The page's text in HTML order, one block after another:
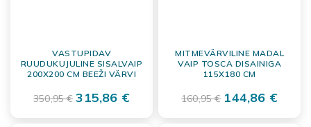
VASTUPIDAV
RUUDUKUJULINE SISALVAIP
200X200 CM BEEŽI VÄRVI
350,95 € 315,86 €
MITMEVÄRVILINE MADAL
VAIP TOSCA DISAINIGA
115X180 CM
160,95 € 144,86 €